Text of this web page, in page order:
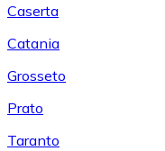
Caserta
Catania
Grosseto
Prato
Taranto